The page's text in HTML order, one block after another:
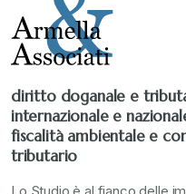
diritto doganale e
internazionale e
fiscalità ambientale e
tributario